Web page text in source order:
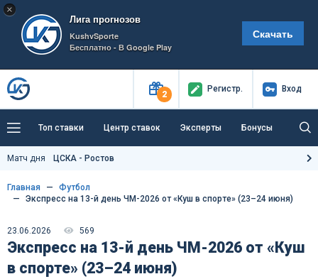
×
Лига прогнозов
KushvSporte
Бесплатно - В Google Play
Скачать
2
Регистр. Вход
Топ ставки Центр ставок Эксперты Бонусы
Тренды Букмекеры
Как тут заработать?
Матч дня ЦСКА - Ростов
Главная
Футбол
Экспресс на 13-й день ЧМ-2026 от «Куш в спорте» (23–24 июня)
23.06.2026 569
Экспресс на 13-й день ЧМ-2026 от «Куш
в спорте» (23–24 июня)